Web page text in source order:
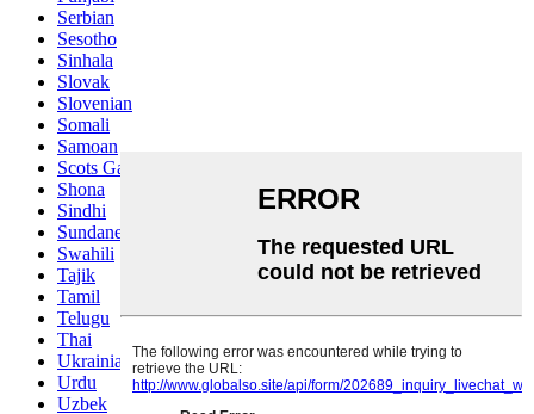
Serbian
Sesotho
Sinhala
Slovak
Slovenian
Somali
Samoan
Scots Gaelic
Shona
Sindhi
Sundanese
Swahili
Tajik
Tamil
Telugu
Thai
Ukrainian
Urdu
Uzbek